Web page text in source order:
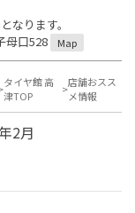
なります。
母口528
Map
タイヤ館 高
津TOP
店舗おスス
メ情報
2月